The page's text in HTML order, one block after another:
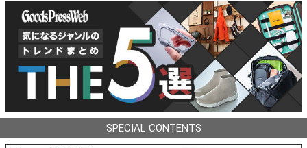
SPECIAL CONTENTS